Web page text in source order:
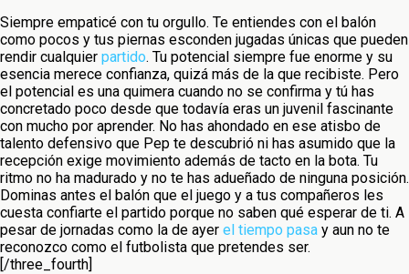
Siempre empaticé con tu orgullo. Te entiendes con el balón
como pocos y tus piernas esconden jugadas únicas que pueden
rendir cualquier partido. Tu potencial siempre fue enorme y su
esencia merece confianza, quizá más de la que recibiste. Pero
el potencial es una quimera cuando no se confirma y tú has
concretado poco desde que todavía eras un juvenil fascinante
con mucho por aprender. No has ahondado en ese atisbo de
talento defensivo que Pep te descubrió ni has asumido que la
recepción exige movimiento además de tacto en la bota. Tu
ritmo no ha madurado y no te has adueñado de ninguna posición.
Dominas antes el balón que el juego y a tus compañeros les
cuesta confiarte el partido porque no saben qué esperar de ti. A
pesar de jornadas como la de ayer el tiempo pasa y aun no te
reconozco como el futbolista que pretendes ser.
[/three_fourth]